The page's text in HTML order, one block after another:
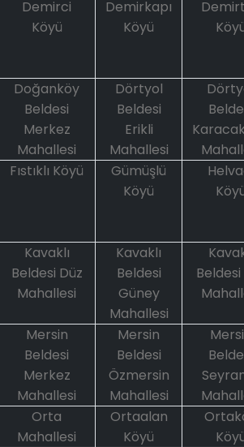
Demirci
Köyü
Demirkapı
Köyü
Doğanköy
Beldesi
Merkez
Mahallesi
Dörtyol
Beldesi
Erikli
Mahallesi
Fıstıklı Köyü
Gümüşlü
Köyü
Kavaklı
Beldesi Düz
Mahallesi
Kavaklı
Beldesi
Güney
Mahallesi
Beldesi
Mersin
Beldesi
Merkez
Mahallesi
Mersin
Beldesi
Özmersin
Mahallesi
Orta
Mahallesi
Ortaalan
Köyü